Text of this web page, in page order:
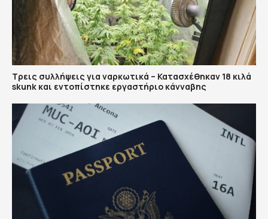
Τρεις συλλήψεις για ναρκωτικά – Κατασχέθηκαν 18 κιλά
skunk και εντοπίστηκε εργαστήριο κάνναβης